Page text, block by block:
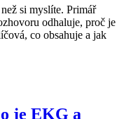
si myslíte. Primář
odhaluje, proč je
co obsahuje a jak
je EKG a